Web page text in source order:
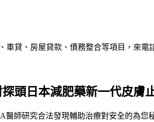
車貸、房屋貸款、債務整合等項目，來
頭日本減肥藥新一代皮膚
醫師研究合法發現輔助治療對安全的為